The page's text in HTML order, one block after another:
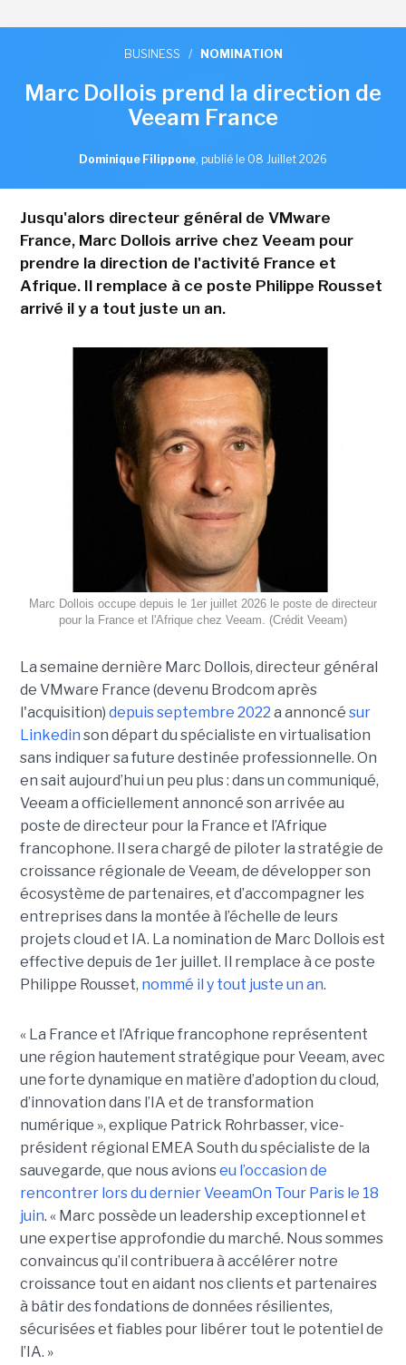
BUSINESS / NOMINATION
Marc Dollois prend la direction de
Veeam France
Dominique Filippone, publié le 08 Juillet 2026
Jusqu'alors directeur général de VMware
France, Marc Dollois arrive chez Veeam pour
prendre la direction de l'activité France et
Afrique. Il remplace à ce poste Philippe Rousset
arrivé il y a tout juste un an.
Marc Dollois occupe depuis le 1er juillet 2026 le poste de directeur
pour la France et l'Afrique chez Veeam. (Crédit Veeam)
La semaine dernière Marc Dollois, directeur général
de VMware France (devenu Brodcom après
l'acquisition) depuis septembre 2022 a annoncé sur
Linkedin son départ du spécialiste en virtualisation
sans indiquer sa future destinée professionnelle. On
en sait aujourd’hui un peu plus : dans un communiqué,
Veeam a officiellement annoncé son arrivée au
poste de directeur pour la France et l’Afrique
francophone. Il sera chargé de piloter la stratégie de
croissance régionale de Veeam, de développer son
écosystème de partenaires, et d’accompagner les
entreprises dans la montée à l’échelle de leurs
projets cloud et IA. La nomination de Marc Dollois est
effective depuis de 1er juillet. Il remplace à ce poste
Philippe Rousset, nommé il y tout juste un an.
« La France et l’Afrique francophone représentent
une région hautement stratégique pour Veeam, avec
une forte dynamique en matière d’adoption du cloud,
d’innovation dans l’IA et de transformation
numérique », explique Patrick Rohrbasser, vice-
président régional EMEA South du spécialiste de la
sauvegarde, que nous avionseu l’occasion de
rencontrer lors du dernier VeeamOn Tour Paris le 18
juin. « Marc possède un leadership exceptionnel et
une expertise approfondie du marché. Nous sommes
convaincus qu’il contribuera à accélérer notre
croissance tout en aidant nos clients et partenaires
à bâtir des fondations de données résilientes,
sécurisées et fiables pour libérer tout le potentiel de
l’IA. »